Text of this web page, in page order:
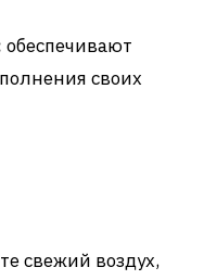
обеспечивают
своих
свежий воздух,